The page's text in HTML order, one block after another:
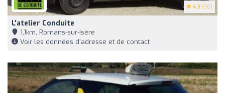
4.3 (30)
L'atelier Conduite
1,1km, Romans-sur-Isère
Voir les données d'adresse et de contact